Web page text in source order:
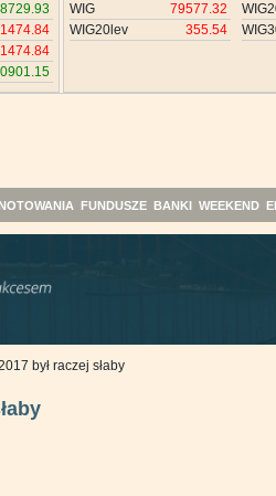
8729.93
WIG
79577.32
WIG20lev
355.54
FUNDUSZE BANKI WEEKEND
był raczej słaby